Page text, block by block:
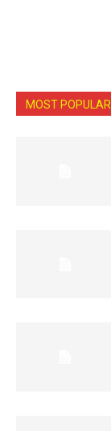
MOST POPULAR